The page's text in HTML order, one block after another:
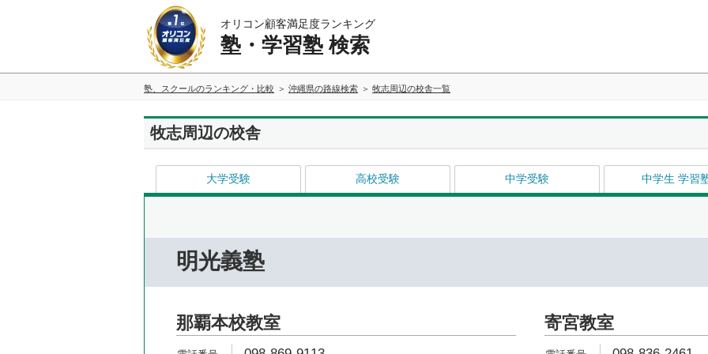
オリコン顧客満足度ランキング
塾・学習塾 検索
塾、スクールのランキング・比較 沖縄県の路線検索 牧志周辺の校舎一覧
牧志周辺の校舎
大学受験 高校受験 中学受験 中学生 学習
明光義塾
那覇本校教室 寄宮教室